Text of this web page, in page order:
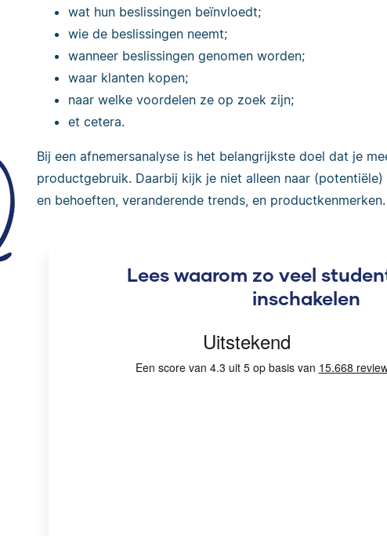
wat hun beslissingen beïnvloedt;
wie de beslissingen neemt;
wanneer beslissingen genomen worden;
waar klanten kopen;
naar welke voordelen ze op zoek zijn;
et cetera.
Bij een afnemersanalyse is het belangrijkste doel dat je
productgebruik. Daarbij kijk je niet alleen naar
en behoeften, veranderende trends, en productkenmerken.
Lees waarom zo veel
inschakelen